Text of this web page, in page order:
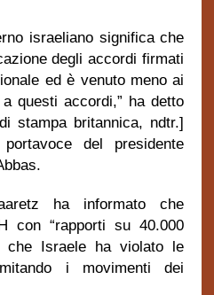
israeliano significa che
degli accordi firmati
ed è venuto meno ai
questi accordi,” ha detto
stampa britannica, ndtr.]
del presidente
ha informato che
con “rapporti su 40.000
che Israele ha violato le
i movimenti dei